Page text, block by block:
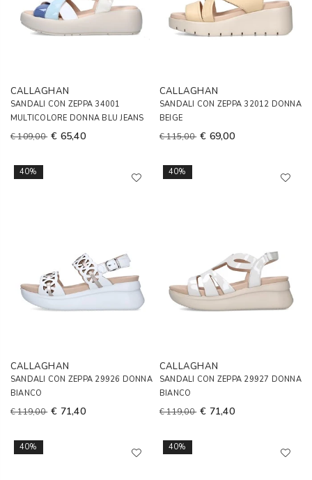
CALLAGHAN
SANDALI CON ZEPPA 34001
MULTICOLORE DONNA BLU JEANS
€ 109,00 € 65,40
CALLAGHAN
SANDALI CON ZEPPA 32012 DONNA
BEIGE
€ 115,00 € 69,00
40%
CALLAGHAN
SANDALI CON ZEPPA 29926 DONNA
BIANCO
€ 119,00 € 71,40
40%
CALLAGHAN
SANDALI CON ZEPPA 29927 DONNA
BIANCO
€ 119,00 € 71,40
40% 40%